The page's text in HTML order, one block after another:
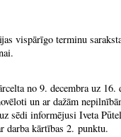
vispārīgo terminu
no 9. decembra uz
un ar dažām
sēdi informējusi Iveta
darba kārtības 2. punktu.